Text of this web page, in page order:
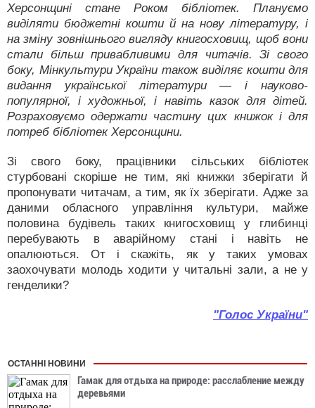
Херсонщині стане Роком бібліотек. Плануємо
виділяти бюджетні кошти й на нову літературу, і
на зміну зовнішнього вигляду книгосховищ, щоб вони
стали більш привабливими для читачів. Зі свого
боку, Мінкультури України також виділяє кошти для
видання української літератури — і науково-
популярної, і художньої, і навіть казок для дітей.
Розраховуємо одержати частину цих книжок і для
потреб бібліотек Херсонщини.
Зі свого боку, працівники сільських бібліотек
стурбовані скоріше не тим, які книжки зберігати й
пропонувати читачам, а тим, як їх зберігати. Адже за
даними обласного управління культури, майже
половина будівель таких книгосховищ у глибинці
перебувають в аварійному стані і навіть не
опалюються. От і скажіть, як у таких умовах
заохочувати молодь ходити у читальні зали, а не у
генделики?
"Голос України"
ОСТАННІ НОВИНИ
Гамак для отдыха на природе: расслабление между
деревьями